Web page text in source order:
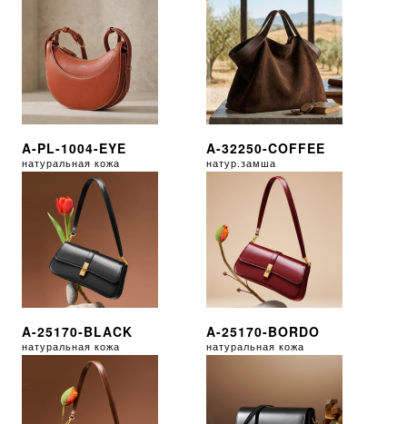
A-PL-1004-EYE
натуральная кожа
A-32250-COFFEE
натур.замша
A-25170-BLACK
натуральная кожа
A-25170-BORDO
натуральная кожа